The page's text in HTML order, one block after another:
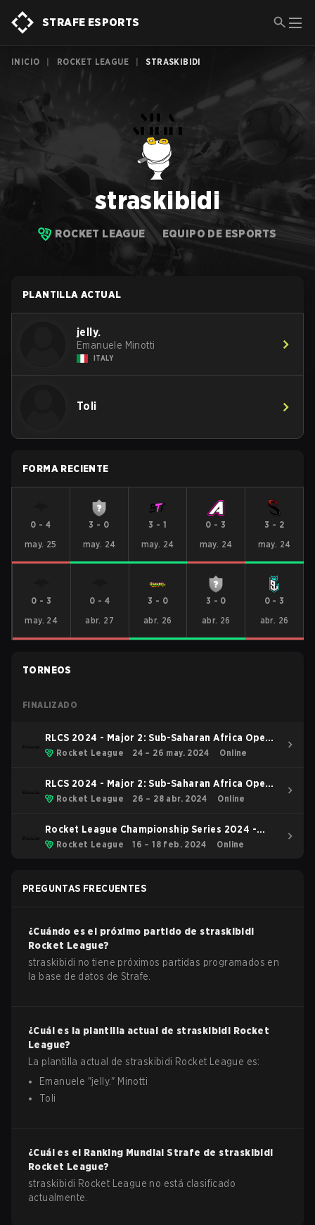
STRAFE ESPORTS
INICIO ROCKET LEAGUE STRASKIBIDI
straskibidi
ROCKET LEAGUE EQUIPO DE ESPORTS
PLANTILLA ACTUAL
jelly.
Emanuele Minotti
ITALY
Toli
FORMA RECIENTE
0 -4
may. 25
3 - 0
may. 24
3 - 1
may. 24
0 - 3
may. 24
3 - 2
may. 24
0 - 3
may. 24
0 - 4
abr. 27
3 - 0
abr. 26
3 - 0
abr. 26
0- 3
abr. 26
TORNEOS
FINALIZADO
RLCS 2024 - Major 2: Sub-Saharan Africa Open
Qualifier 6
Rocket League 24 – 26 may. 2024 Online
RLCS 2024 - Major 2: Sub-Saharan Africa Open
Qualifier 4
Rocket League 26 – 28 abr. 2024 Online
Rocket League Championship Series 2024 -
World Championship Major 1 SSA Qualifier 2
Rocket League 16 – 18 feb. 2024 Online
PREGUNTAS FRECUENTES
¿Cuándo es el próximo partido destraskibidi
Rocket League?
straskibidi no tiene próximos partidas programados en
la base de datos de Strafe.
¿Cuál es la plantilla actual de straskibidi Rocket
League?
La plantilla actual destraskibidi Rocket League es:
Emanuele "jelly." Minotti
Toli
¿Cuál es el Ranking Mundial Strafe destraskibidi
Rocket League?
straskibidi Rocket League no está clasificado
actualmente.